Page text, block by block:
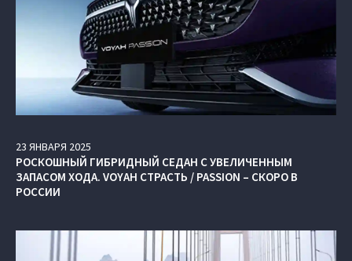
23 ЯНВАРЯ 2025
РОСКОШНЫЙ ГИБРИДНЫЙ СЕДАН С УВЕЛИЧЕННЫМ
ЗАПАСОМ ХОДА. VOYAH СТРАСТЬ / PASSION – СКОРО В
РОССИИ